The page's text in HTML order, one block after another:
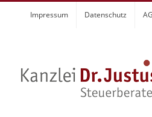
Impressum Datenschutz